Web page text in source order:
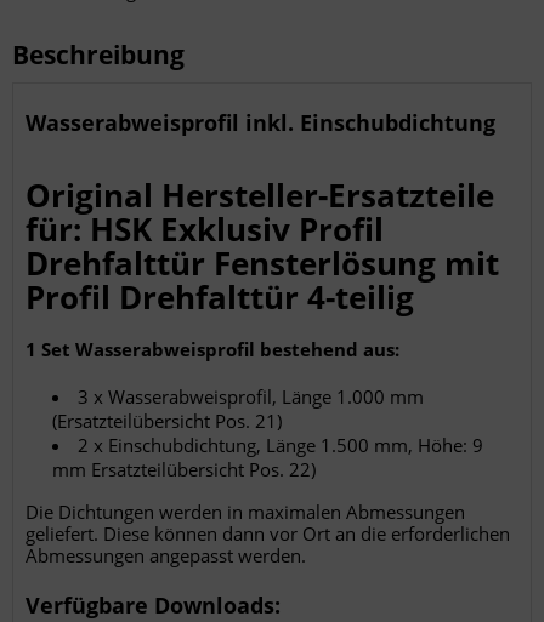
Beschreibung
Wasserabweisprofil inkl. Einschubdichtung
Original Hersteller-Ersatzteile
für: HSK Exklusiv Profil
Drehfalttür Fensterlösung mit
Profil Drehfalttür 4-teilig
1 Set Wasserabweisprofil bestehend aus:
3 x Wasserabweisprofil, Länge 1.000 mm
(Ersatzteilübersicht Pos. 21)
2 x Einschubdichtung, Länge 1.500 mm, Höhe: 9
mm Ersatzteilübersicht Pos. 22)
Die Dichtungen werden in maximalen Abmessungen
geliefert. Diese können dann vor Ort an die erforderlichen
Abmessungen angepasst werden.
Verfügbare Downloads: